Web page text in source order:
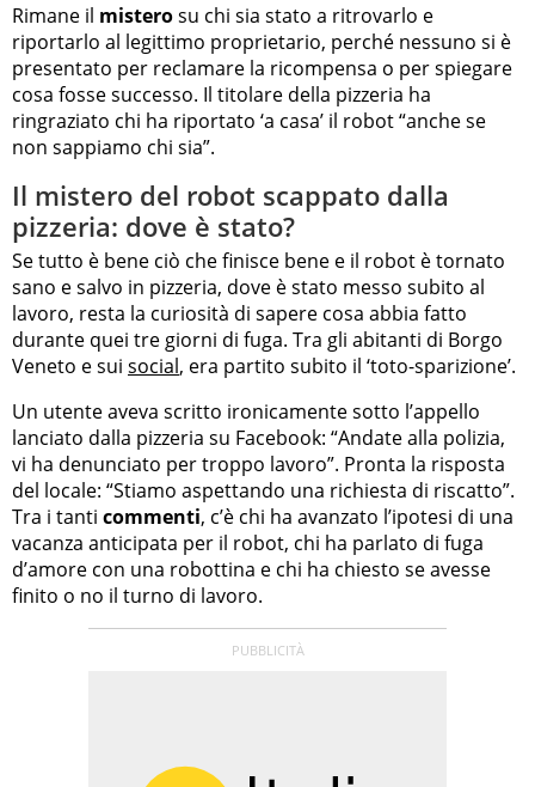
Rimane il misterosu chi sia stato a ritrovarlo e
riportarlo al legittimo proprietario, perché nessuno si è
presentato per reclamare la ricompensa o per spiegare
cosa fosse successo. Il titolare della pizzeria ha
ringraziato chi ha riportato ‘a casa’ il robot “anche se
non sappiamo chi sia”.
Il mistero del robot scappato dalla
pizzeria: dove è stato?
Se tutto è bene ciò che finisce bene e il robot è tornato
sano e salvo in pizzeria, dove è stato messo subito al
lavoro, resta la curiosità di sapere cosa abbia fatto
durante quei tre giorni di fuga. Tra gli abitanti di Borgo
Veneto e sui social, era partito subito il ‘toto-sparizione’.
Un utente aveva scritto ironicamente sotto l’appello
lanciato dalla pizzeria su Facebook: “Andate alla polizia,
vi ha denunciato per troppo lavoro”. Pronta la risposta
del locale: “Stiamo aspettando una richiesta di riscatto”.
Tra i tanti commenti, c’è chi ha avanzato l’ipotesi di una
vacanza anticipata per il robot, chi ha parlato di fuga
d’amore con una robottina e chi ha chiesto se avesse
finito o no il turno di lavoro.